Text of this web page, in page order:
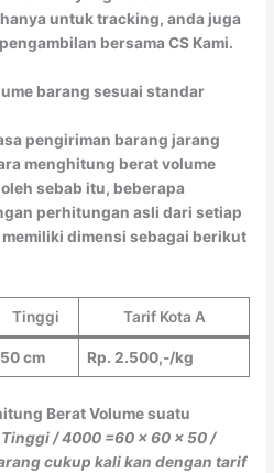
untuk tracking, anda juga
bersama CS Kami.
barang sesuai standar
pengiriman barang jarang
menghitung berat volume
sebab itu, beberapa
perhitungan asli dari setiap
dimensi sebagai berikut
Tinggi Tarif Kota A
50 cm Rp. 2.500,-/kg
Berat Volume suatu
Tinggi / 4000 =60 x 60 x 50 /
cukup kali kan dengan tarif